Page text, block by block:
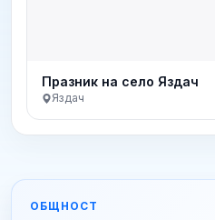
Празник на село Яздач
Яздач
ОБЩНОСТ